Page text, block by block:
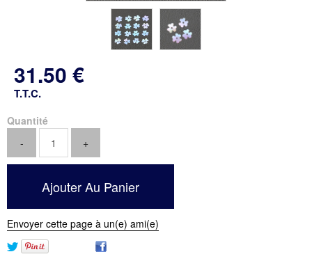
31.50 €
T.T.C.
Quantité
Envoyer cette page à un(e) ami(e)